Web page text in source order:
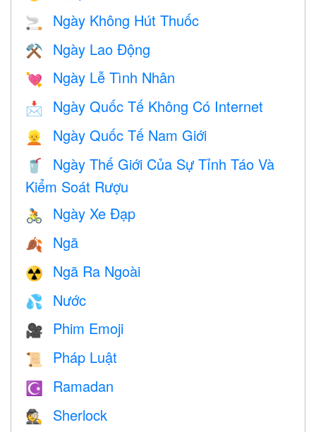
🚬 Ngày Không Hút Thuốc
⚒️ Ngày Lao Động
💘 Ngày Lễ Tình Nhân
📩 Ngày Quốc Tế Không Có Internet
👱 Ngày Quốc Tế Nam Giới
🥤
Ngày Thế Giới Của Sự Tỉnh Táo Và
Kiểm Soát Rượu
🚴 Ngày Xe Đạp
🍂 Ngã
☢️ Ngã Ra Ngoài
💦 Nước
🎥 Phim Emoji
📜 Pháp Luật
☪️ Ramadan
🕵️ Sherlock